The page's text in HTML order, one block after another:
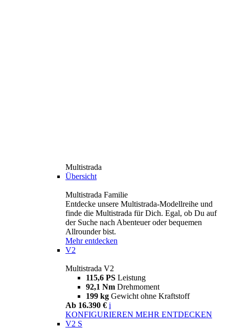
Multistrada
Übersicht
Multistrada Familie
Entdecke unsere Multistrada-Modellreihe und
finde die Multistrada für Dich. Egal, ob Du auf
der Suche nach Abenteuer oder bequemen
Allrounder bist.
Mehr entdecken
V2
Multistrada V2
115,6 PS Leistung
92,1 Nm Drehmoment
199 kg Gewicht ohne Kraftstoff
Ab 16.390 € i
KONFIGURIEREN MEHR ENTDECKEN
V2 S